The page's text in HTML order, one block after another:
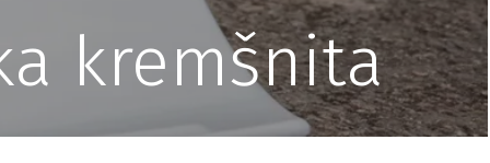
kremšnita